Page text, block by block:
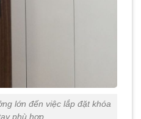
lớn đến việc lắp đặt khóa
phù hợp